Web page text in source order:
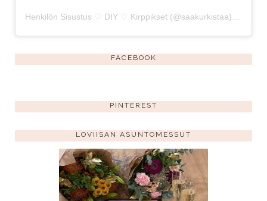
FACEBOOK
PINTEREST
LOVIISAN ASUNTOMESSUT